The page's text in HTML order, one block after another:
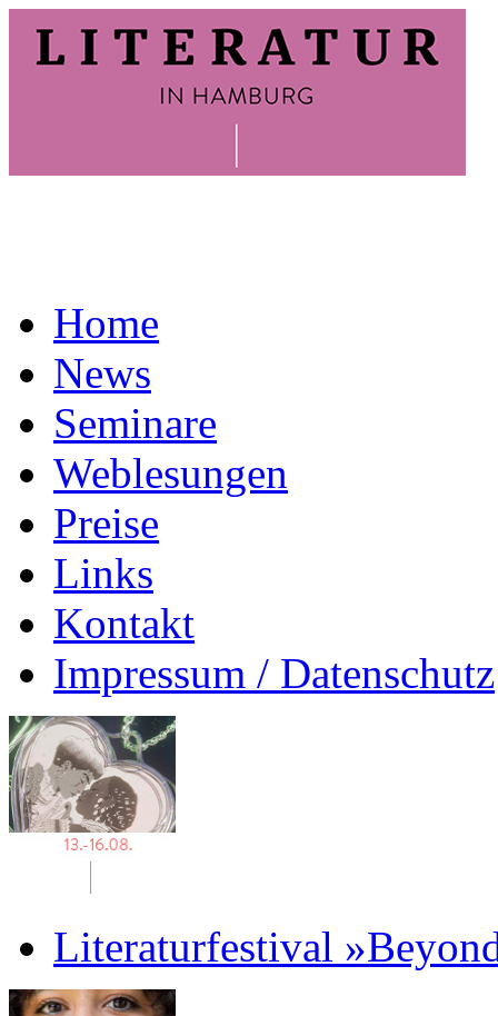
Home
News
Seminare
Weblesungen
Preise
Links
Kontakt
Impressum / Datenschutz
Literaturfestival